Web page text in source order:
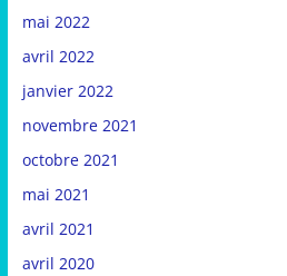
mai 2022
avril 2022
janvier 2022
novembre 2021
octobre 2021
mai 2021
avril 2021
avril 2020